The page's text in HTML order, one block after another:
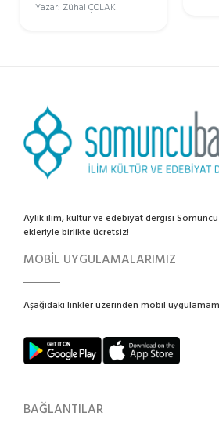
Yazar: Zühal ÇOLAK
Aylık ilim, kültür ve edebiyat dergisi
ekleriyle birlikte ücretsiz!
MOBİL UYGULAMALARIMIZ
Aşağıdaki linkler üzerinden mobil
BAĞLANTILAR